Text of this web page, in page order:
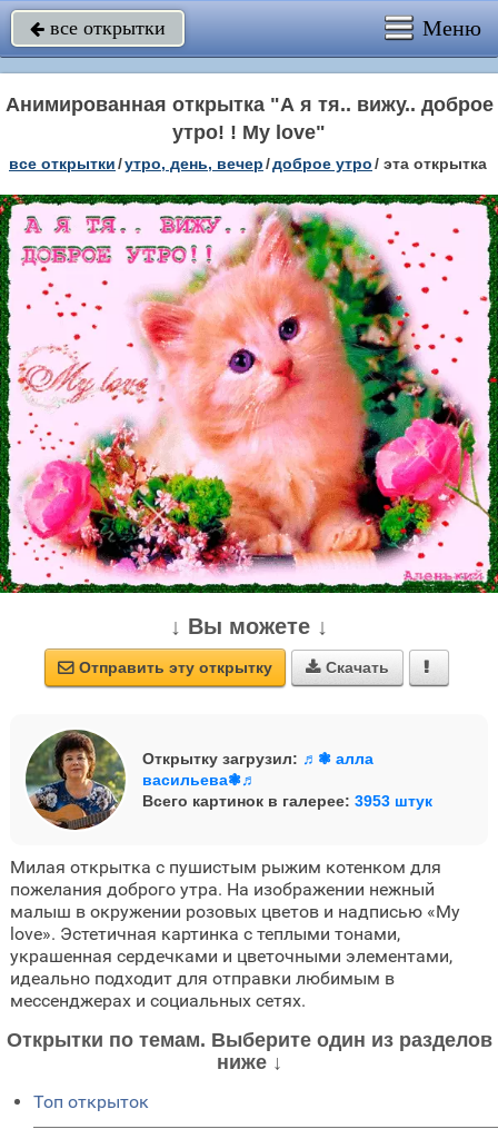
 все открытки Меню
Анимированная открытка "А я тя.. вижу.. доброе
утро! ! My love"
все открытки/утро, день, вечер/доброе утро/ эта открытка
↓ Вы можете ↓
 Отправить эту открытку  Скачать 
Открытку загрузил: ♬❃ алла
васильева❃♬
Всего картинок в галерее: 3953 штук
Милая открытка с пушистым рыжим котенком для
пожелания доброго утра. На изображении нежный
малыш в окружении розовых цветов и надписью «My
love». Эстетичная картинка с теплыми тонами,
украшенная сердечками и цветочными элементами,
идеально подходит для отправки любимым в
мессенджерах и социальных сетях.
Открытки по темам. Выберите один из разделов
ниже ↓
Топ открыток